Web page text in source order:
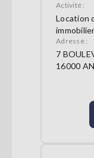
Activité :
Location
Adresse :
7
16000